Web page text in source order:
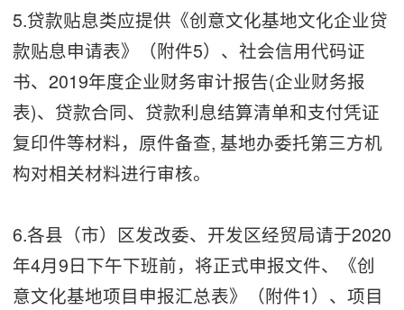
5.贷款贴息类应提供《创意文化基地文化企业贷
款贴息申请表》（附件5）、社会信用代码证
书、2019年度企业财务审计报告(企业财务报
表)、贷款合同、贷款利息结算清单和支付凭证
复印件等材料，原件备查, 基地办委托第三方机
构对相关材料进行审核。
6.各县（市）区发改委、开发区经贸局请于2020
年4月9日下午下班前，将正式申报文件、《创
意文化基地项目申报汇总表》（附件1）、项目